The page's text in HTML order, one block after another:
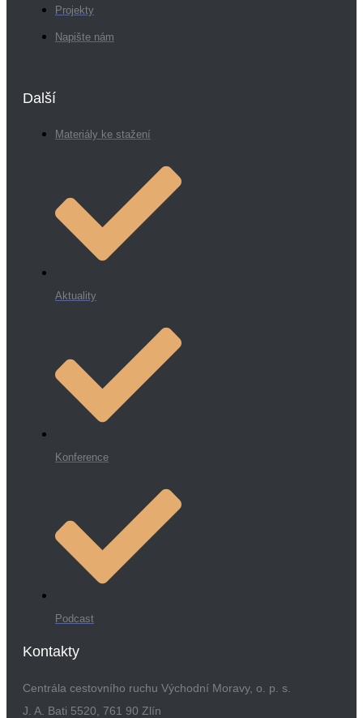
Projekty
Napište nám
Další
Materiály ke stažení
Aktuality
Konference
Podcast
Kontakty
Centrála cestovního ruchu Východní Moravy, o. p. s.
J. A. Bati 5520, 761 90 Zlín